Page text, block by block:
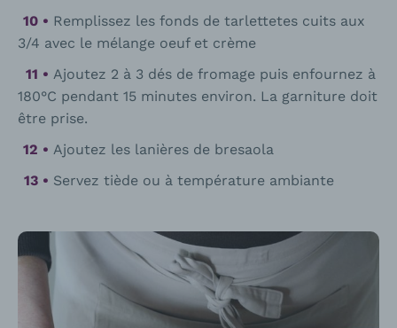
Remplissez les fonds de tarlettetes cuits aux
3/4 avec le mélange oeuf et crème
Ajoutez 2 à 3 dés de fromage puis enfournez à
180°C pendant 15 minutes environ. La garniture doit
être prise.
Ajoutez les lanières de bresaola
Servez tiède ou à température ambiante